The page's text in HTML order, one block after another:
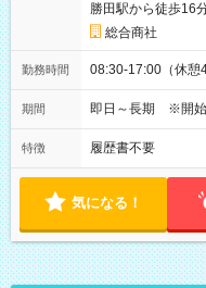
勝田駅から徒歩16
総合商社
勤務時間 08:30-17:00（休憩
期間 即日～長期 ※開始
特徴 履歴書不要
気になる！